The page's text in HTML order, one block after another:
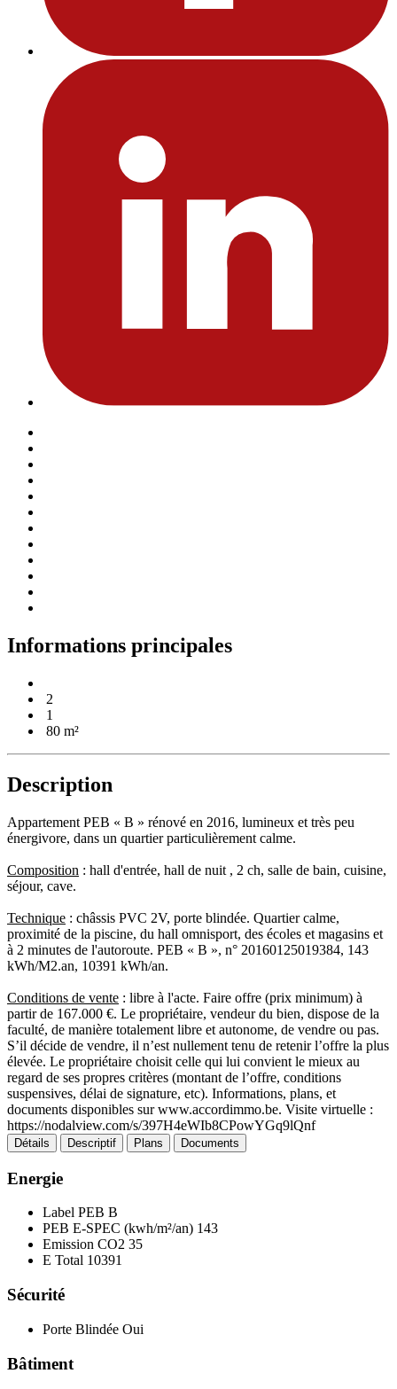
Informations principales
2
1
80 m²
Description
Appartement PEB « B » rénové en 2016, lumineux et très peu
énergivore, dans un quartier particulièrement calme.
Composition : hall d'entrée, hall de nuit , 2 ch, salle de bain, cuisine,
séjour, cave.
Technique : châssis PVC 2V, porte blindée. Quartier calme,
proximité de la piscine, du hall omnisport, des écoles et magasins et
à 2 minutes de l'autoroute. PEB « B », n° 20160125019384, 143
kWh/M2.an, 10391 kWh/an.
Conditions de vente : libre à l'acte. Faire offre (prix minimum) à
partir de 167.000 €. Le propriétaire, vendeur du bien, dispose de la
faculté, de manière totalement libre et autonome, de vendre ou pas.
S’il décide de vendre, il n’est nullement tenu de retenir l’offre la plus
élevée. Le propriétaire choisit celle qui lui convient le mieux au
regard de ses propres critères (montant de l’offre, conditions
suspensives, délai de signature, etc). Informations, plans, et
documents disponibles sur www.accordimmo.be. Visite virtuelle :
https://nodalview.com/s/397H4eWIb8CPowYGq9lQnf
Détails Descriptif Plans Documents
Energie
Label PEB B
PEB E-SPEC (kwh/m²/an) 143
Emission CO2 35
E Total 10391
Sécurité
Porte Blindée Oui
Bâtiment